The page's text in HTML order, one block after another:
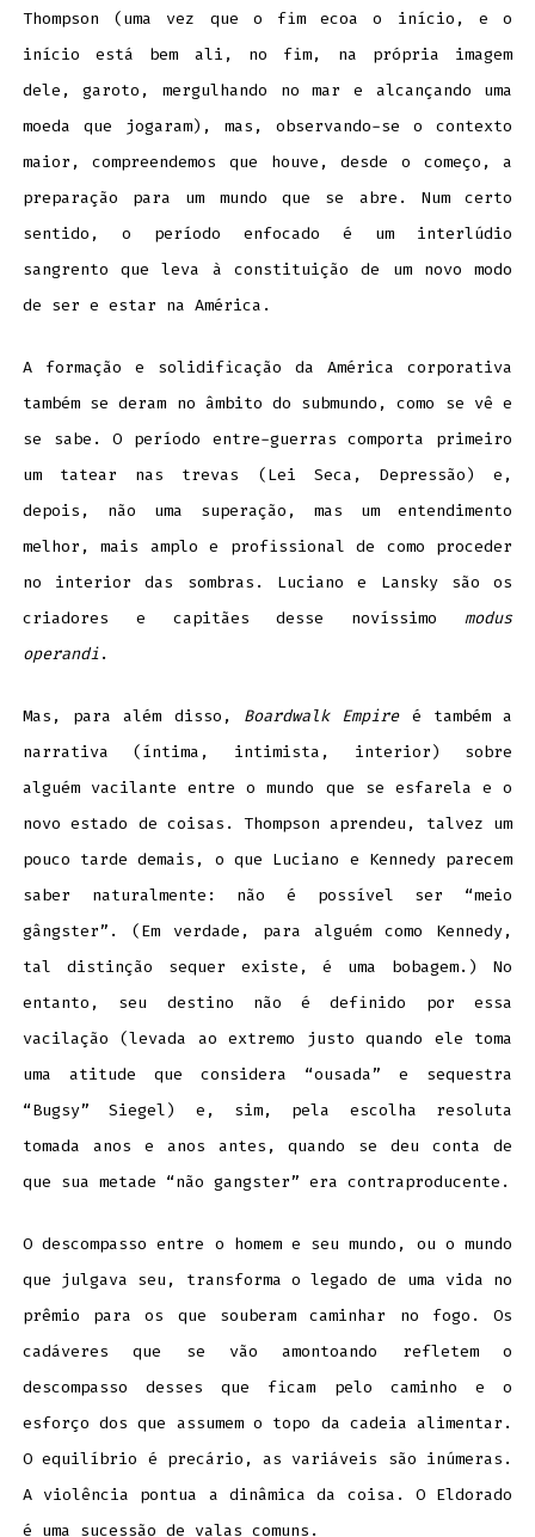
Thompson (uma vez que o fim ecoa o início, e o
início está bem ali, no fim, na própria imagem
dele, garoto, mergulhando no mar e alcançando uma
moeda que jogaram), mas, observando-se o contexto
maior, compreendemos que houve, desde o começo, a
preparação para um mundo que se abre. Num certo
sentido, o período enfocado é um interlúdio
sangrento que leva à constituição de um novo modo
de ser e estar na América.
A formação e solidificação da América corporativa
também se deram no âmbito do submundo, como se vê e
se sabe. O período entre-guerras comporta primeiro
um tatear nas trevas (Lei Seca, Depressão) e,
depois, não uma superação, mas um entendimento
melhor, mais amplo e profissional de como proceder
no interior das sombras. Luciano e Lansky são os
criadores e capitães desse novíssimomodus
operandi.
Mas, para além disso, Boardwalk Empireé também a
narrativa (íntima, intimista, interior) sobre
alguém vacilante entre o mundo que se esfarela e o
novo estado de coisas. Thompson aprendeu, talvez um
pouco tarde demais, o que Luciano e Kennedy parecem
saber naturalmente: não é possível ser “meio
gângster”. (Em verdade, para alguém como Kennedy,
tal distinção sequer existe, é uma bobagem.) No
entanto, seu destino não é definido por essa
vacilação (levada ao extremo justo quando ele toma
uma atitude que considera “ousada” e sequestra
“Bugsy” Siegel) e, sim, pela escolha resoluta
tomada anos e anos antes, quando se deu conta de
que sua metade “não gangster” era contraproducente.
O descompasso entre o homem e seu mundo, ou o mundo
que julgava seu, transforma o legado de uma vida no
prêmio para os que souberam caminhar no fogo. Os
cadáveres que se vão amontoando refletem o
descompasso desses que ficam pelo caminho e o
esforço dos que assumem o topo da cadeia alimentar.
O equilíbrio é precário, as variáveis são inúmeras.
A violência pontua a dinâmica da coisa. O Eldorado
é uma sucessão de valas comuns.